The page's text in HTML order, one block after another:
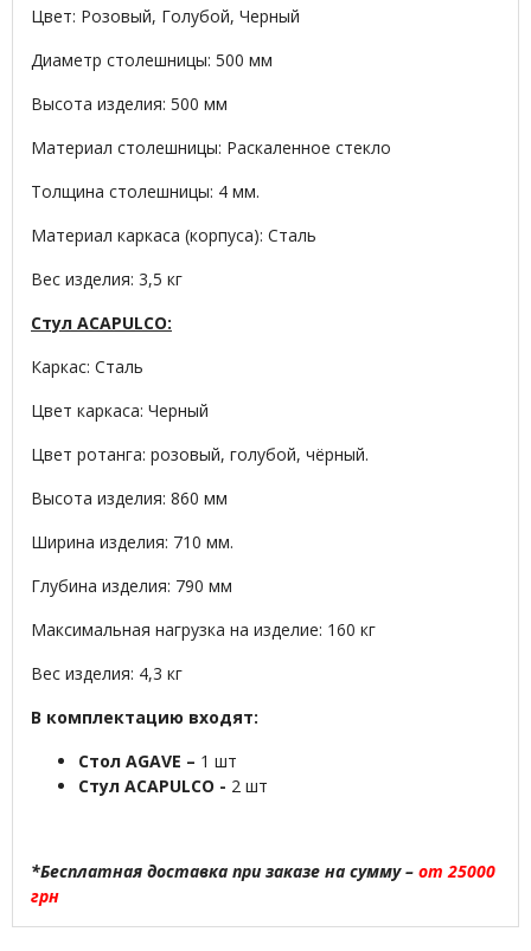
Цвет: Розовый, Голубой, Черный
Диаметр столешницы: 500 мм
Высота изделия: 500 мм
Материал столешницы: Раскаленное стекло
Толщина столешницы: 4 мм.
Материал каркаса (корпуса): Сталь
Вес изделия: 3,5 кг
Стул ACAPULCO:
Каркас: Сталь
Цвет каркаса: Черный
Цвет ротанга: розовый, голубой, чёрный.
Высота изделия: 860 мм
Ширина изделия: 710 мм.
Глубина изделия: 790 мм
Максимальная нагрузка на изделие: 160 кг
Вес изделия: 4,3 кг
В комплектацию входят:
Стол AGAVE – 1 шт
Стул ACAPULCO - 2 шт
*Бесплатная доставка при заказе на сумму – от 25000
грн